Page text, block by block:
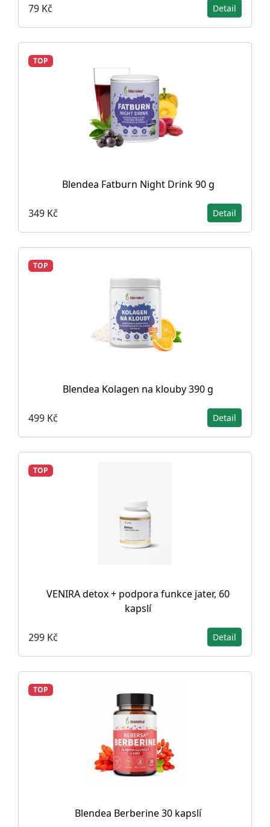
79 Kč Detail
TOP
Blendea Fatburn Night Drink 90 g
349 Kč Detail
TOP
Blendea Kolagen na klouby 390 g
499 Kč Detail
TOP
VENIRA detox + podpora funkce jater, 60
kapslí
299 Kč Detail
TOP
Blendea Berberine 30 kapslí